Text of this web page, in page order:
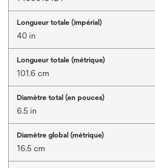
Longueur totale (impérial)
40 in
Longueur totale (métrique)
101.6 cm
Diamètre total (en pouces)
6.5 in
Diamètre global (métrique)
16.5 cm